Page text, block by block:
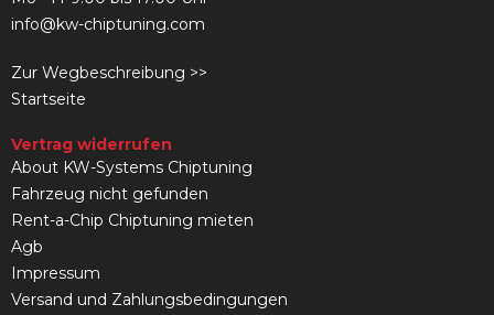
info@kw-chiptuning.com
Zur Wegbeschreibung >>
Startseite
Vertrag widerrufen
About KW-Systems Chiptuning
Fahrzeug nicht gefunden
Rent-a-Chip Chiptuning mieten
Agb
Impressum
Versand und Zahlungsbedingungen